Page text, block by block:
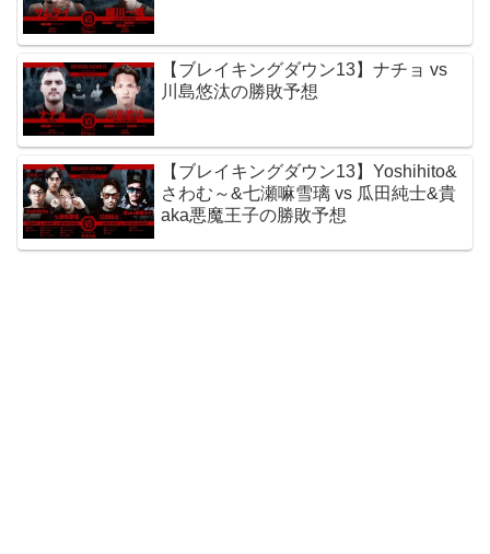
【ブレイキングダウン13】ナチョ vs
川島悠汰の勝敗予想
【ブレイキングダウン13】Yoshihito&
さわむ～&七瀬嘛雪璃 vs 瓜田純士&貴
aka悪魔王子の勝敗予想